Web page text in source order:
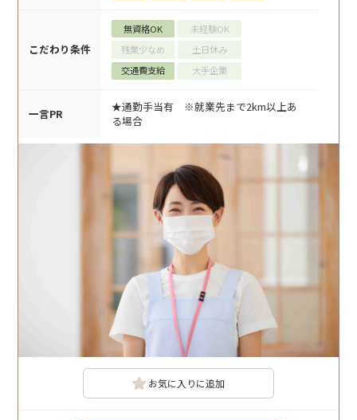
こだわり条件
無資格OK
未経験OK
残業少なめ
土日休み
交通費支給
大手企業
一言PR
★通勤手当有 ※就業先まで2km以上あ
る場合
お気に入りに追加